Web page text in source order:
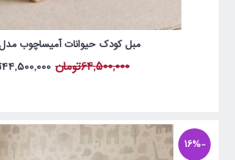
مبل کودک حیوانات آمیساچوب مدل
64,500,000تومان 44,500,000تومان
-16%